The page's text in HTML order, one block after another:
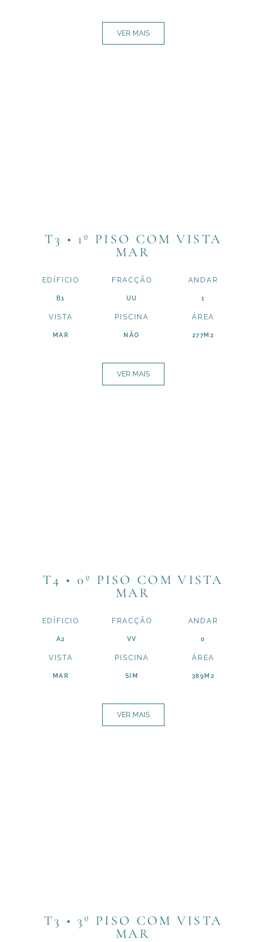
VER MAIS
T3 • 1º PISO COM VISTA
MAR
EDÍFICIO
B1
FRACÇÃO
UU
ANDAR
1
VISTA
MAR
PISCINA
NÃO
ÁREA
277M2
VER MAIS
T4 • 0º PISO COM VISTA
MAR
EDÍFICIO
A2
FRACÇÃO
VV
ANDAR
0
VISTA
MAR
PISCINA
SIM
ÁREA
389M2
VER MAIS
T3 • 3º PISO COM VISTA
MAR